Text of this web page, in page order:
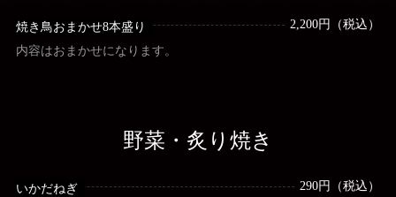
焼き鳥おまかせ8本盛り
内容はおまかせになります。
2,200円（税込）
野菜・炙り焼き
いかだねぎ 290円（税込）